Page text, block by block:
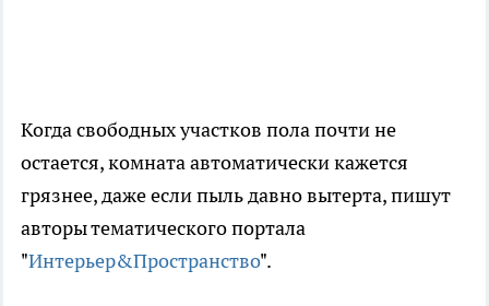
Когда свободных участков пола почти не
остается, комната автоматически кажется
грязнее, даже если пыль давно вытерта, пишут
авторы тематического портала
"Интерьер&Пространство".